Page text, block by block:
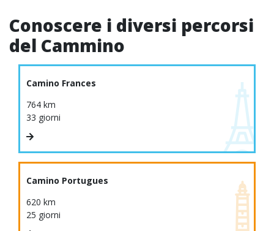
Conoscere i diversi percorsi
del Cammino
Camino Frances
764 km
33 giorni
Camino Portugues
620 km
25 giorni